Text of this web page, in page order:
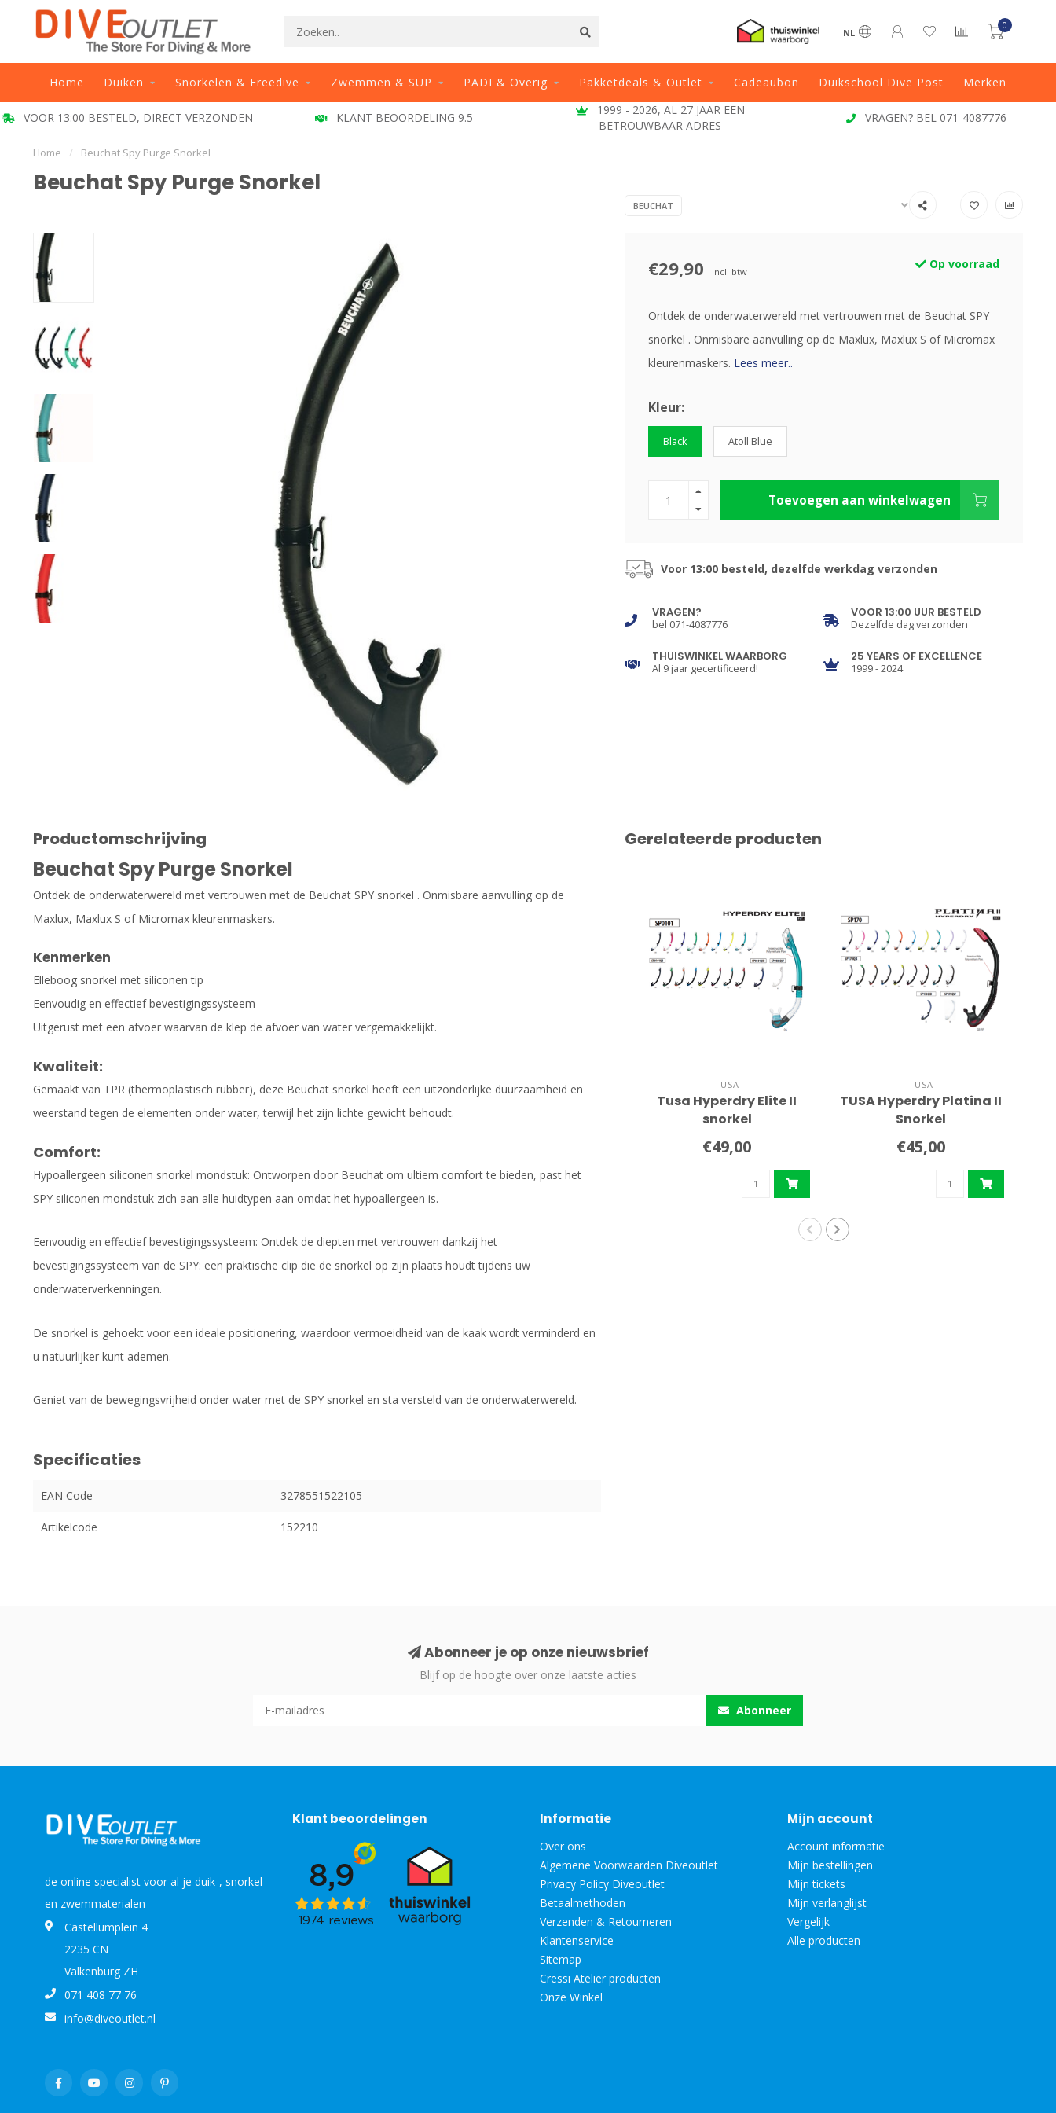
NL
0
Home Duiken Snorkelen & Freedive Zwemmen & SUP PADI & Overig Pakketdeals & Outlet Cadeaubon Duikschool Dive Post Merken
KLANT BEOORDELING 9.5
BETROUWBAAR ADRES
VRAGEN? BEL 071-4087776 VOOR 13:00 BESTELD, DIRECT
Home / Beuchat Spy Purge Snorkel
Beuchat Spy Purge Snorkel
BEUCHAT
€29,90 Incl. btw
Op voorraad
Ontdek de onderwaterwereld met vertrouwen met de Beuchat SPY
snorkel . Onmisbare aanvulling op de Maxlux, Maxlux S of Micromax
kleurenmaskers. Lees meer..
Kleur:
Black Atoll Blue
Toevoegen aan winkelwagen
Voor 13:00 besteld, dezelfde werkdag verzonden
VRAGEN?
bel 071-4087776
VOOR 13:00 UUR BESTELD
Dezelfde dag verzonden
THUISWINKEL WAARBORG
Al 9 jaar gecertificeerd!
25 YEARS OF EXCELLENCE
1999 - 2024
Productomschrijving
Beuchat Spy Purge Snorkel
Ontdek de onderwaterwereld met vertrouwen met de Beuchat SPY snorkel . Onmisbare aanvulling op de
Maxlux, Maxlux S of Micromax kleurenmaskers.
Kenmerken
Elleboog snorkel met siliconen tip
Eenvoudig en effectief bevestigingssysteem
Uitgerust met een afvoer waarvan de klep de afvoer van water vergemakkelijkt.
Kwaliteit:
Gemaakt van TPR (thermoplastisch rubber), deze Beuchat snorkel heeft een uitzonderlijke duurzaamheid en
weerstand tegen de elementen onder water, terwijl het zijn lichte gewicht behoudt.
Comfort:
Hypoallergeen siliconen snorkel mondstuk: Ontworpen door Beuchat om ultiem comfort te bieden, past het
SPY siliconen mondstuk zich aan alle huidtypen aan omdat het hypoallergeen is.
Eenvoudig en effectief bevestigingssysteem: Ontdek de diepten met vertrouwen dankzij het
bevestigingssysteem van de SPY: een praktische clip die de snorkel op zijn plaats houdt tijdens uw
onderwaterverkenningen.
De snorkel is gehoekt voor een ideale positionering, waardoor vermoeidheid van de kaak wordt verminderd en
u natuurlijker kunt ademen.
Geniet van de bewegingsvrijheid onder water met de SPY snorkel en sta versteld van de onderwaterwereld.
Specificaties
EAN Code 3278551522105
Artikelcode 152210
Gerelateerde producten
TUSA
Tusa Hyperdry Elite II
snorkel
€49,00
TUSA
TUSA Hyperdry Platina II
Snorkel
€45,00
Abonneer je op onze nieuwsbrief
Blijf op de hoogte over onze laatste acties
Abonneer
de online specialist voor al je duik-, snorkel-
en zwemmaterialen
Castellumplein 4
2235 CN
Valkenburg ZH
071 408 77 76
info@diveoutlet.nl
Klant beoordelingen Informatie
Over ons
Algemene Voorwaarden Diveoutlet
Privacy Policy Diveoutlet
Betaalmethoden
Verzenden & Retourneren
Klantenservice
Sitemap
Cressi Atelier producten
Onze Winkel
Mijn account
Account informatie
Mijn bestellingen
Mijn tickets
Mijn verlanglijst
Vergelijk
Alle producten